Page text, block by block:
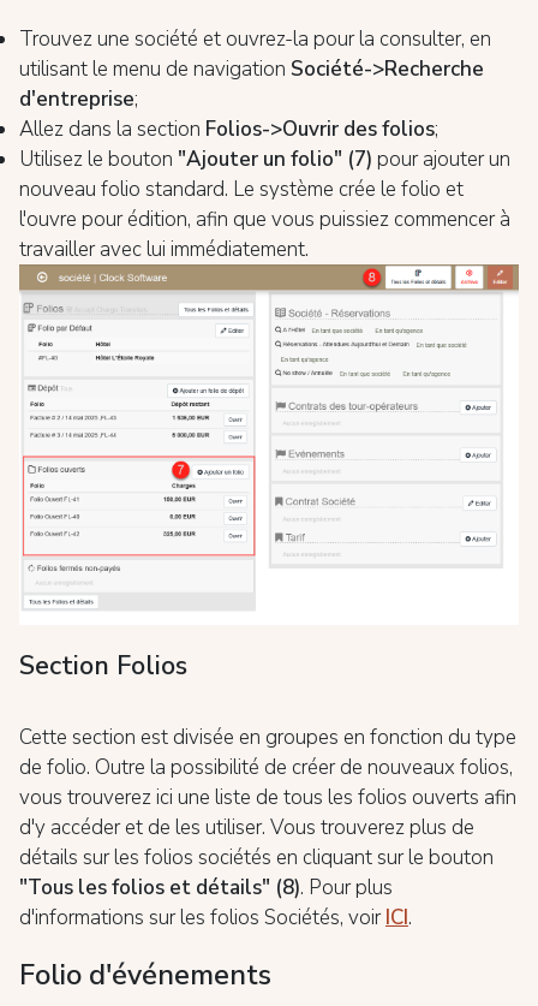
Trouvez une société et ouvrez-la pour la consulter, en
utilisant le menu de navigation Société->Recherche
d'entreprise;
Allez dans la section Folios->Ouvrir des folios;
Utilisez le bouton "Ajouter un folio" (7) pour ajouter un
nouveau folio standard. Le système crée le folio et
l'ouvre pour édition, afin que vous puissiez commencer à
travailler avec lui immédiatement.
Section Folios
Cette section est divisée en groupes en fonction du type
de folio. Outre la possibilité de créer de nouveaux folios,
vous trouverez ici une liste de tous les folios ouverts afin
d'y accéder et de les utiliser. Vous trouverez plus de
détails sur les folios sociétés en cliquant sur le bouton
"Tous les folios et détails" (8). Pour plus
d'informations sur les folios Sociétés, voirICI.
Folio d'événements